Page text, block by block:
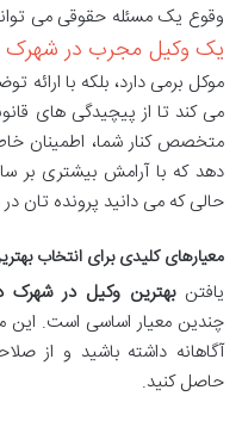
وقوع یک مسئله حقوقی می
یک وکیل مجرب در شهرک
موکل برمی دارد، بلکه با
می کند تا از پیچیدگی های
متخصص کنار شما، اطمینان
دهد که با آرامش بیشتری بر
حالی که می دانید پرونده تان
معیارهای کلیدی برای انتخاب
یافتنبهترین وکیل در شهرک
چندین معیار اساسی است. این
آگاهانه داشته باشید و از
حاصل کنید.